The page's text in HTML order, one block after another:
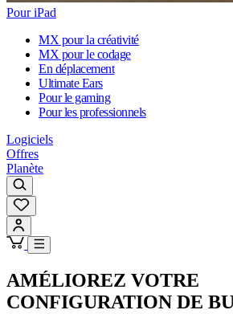
Pour iPad
MX pour la créativité
MX pour le codage
En déplacement
Ultimate Ears
Pour le gaming
Pour les professionnels
Logiciels
Offres
Planète
AMÉLIOREZ VOTRE
CONFIGURATION DE